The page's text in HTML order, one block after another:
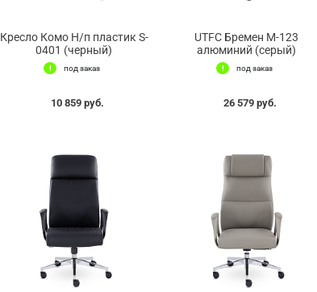
Кресло Комо Н/п пластик S-
0401 (черный)
под заказ
10 859 руб.
UTFC Бремен М-123
алюминий (серый)
под заказ
26 579 руб.